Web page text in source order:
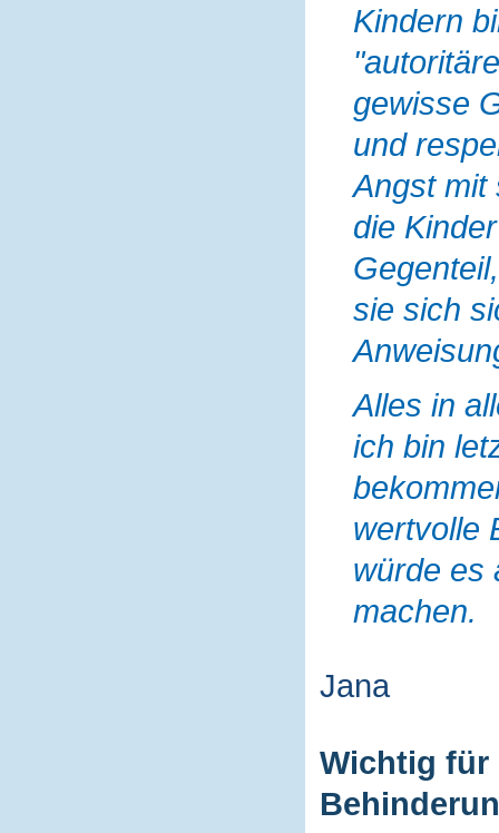
Kindern
gewisse
und
Angst mit
die
sie sich
Alles in
ich bin
wertvolle
würde es
machen.
Jana
Wichtig für